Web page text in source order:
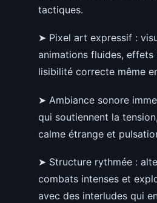
tactiques.
➤ Pixel art expressif :
animations fluides, effets
lisibilité correcte même
➤ Ambiance sonore
qui soutiennent la
calme étrange et
➤ Structure rythmée :
combats intenses et
avec des interludes qui